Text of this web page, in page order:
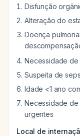
Disfunção
Alteração do
Doença
Necessidade de
Suspeita de
Idade <1 ano
Necessidade de
urgentes
Local de